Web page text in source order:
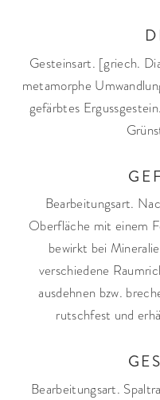
Gesteinsart. [griech.
metamorphe
gefärbtes
Bearbeitungsart.
Oberfläche mit einem
bewirkt bei
verschiedene
ausdehnen bzw.
rutschfest und
Bearbeitungsart.